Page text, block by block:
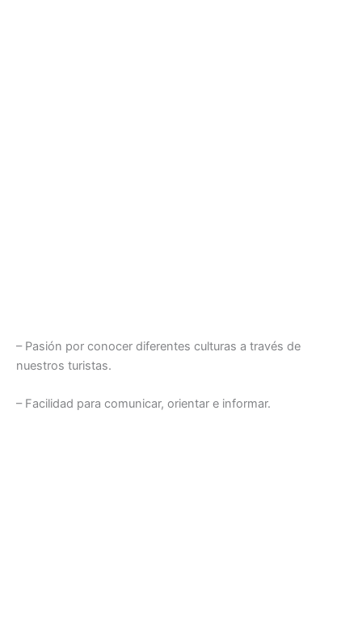
– Pasión por conocer diferentes culturas a través de
nuestros turistas.
– Facilidad para comunicar, orientar e informar.